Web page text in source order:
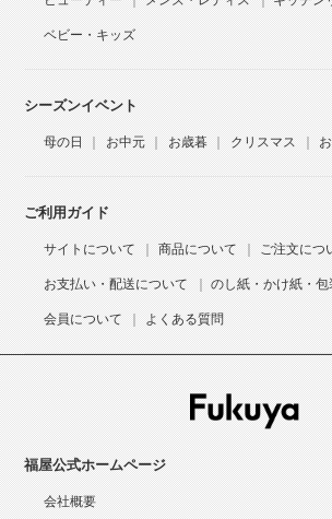
ベビー・キッズ
シーズンイベント
母の日 お中元 お歳暮 クリスマス
ご利用ガイド
サイトについて 商品について ご注文につ
お支払い・配送について のし紙・かけ紙・
会員について よくある質問
福屋公式ホームページ
会社概要